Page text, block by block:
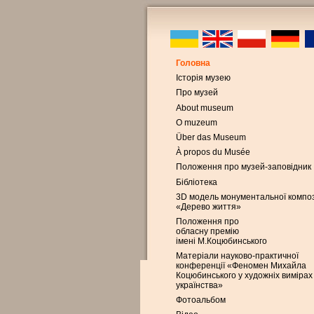
Головна
Історія музею
Про музей
About museum
O muzeum
Über das Museum
À propos du Musée
Положення про музей-заповідник
Бібліотека
3D модель монументальної
«Дерево життя»
Положення про
обласну премію
імені М.Коцюбинського
Матеріали науково-практичної
конференції «Феномен Михайла
Коцюбинського у художніх вимірах
українства»
Фотоальбом